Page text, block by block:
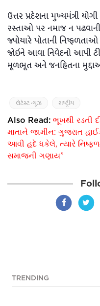
ઉત્તર પ્રદેશના મુખ્યમંત્રી
રસ્તાઓ પર નમાજ ન
જ્પોયારે પોતાની
જોઇને આવા નિવેદનો આપી
મૂળભૂત અને જનહિતના
લેટેસ્ટ ન્યૂઝ રાષ્ટ્રીય
Also Read: ભૂખથી રડતી
માતાને જામીન: ગુજરાત
આવી હદે ધકેલે, ત્યારે
સમાજની ગણાય”
TRENDING